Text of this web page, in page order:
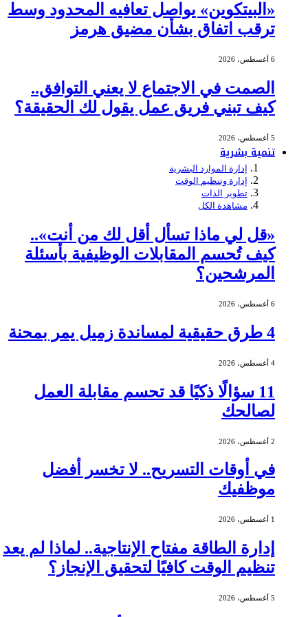
«البيتكوين» يواصل تعافيه المحدود وسط
ترقب اتفاق بشأن مضيق هرمز
6 أغسطس، 2026
الصمت في الاجتماع لا يعني التوافق..
كيف تبني فريق عمل يقول لك الحقيقة؟
5 أغسطس، 2026
تنمية بشرية
إدارة الموارد البشرية
إدارة وتنظيم الوقت
تطوير الذات
مشاهدة الكل
«قل لي ماذا تسأل أقل لك من أنت»..
كيف تُحسم المقابلات الوظيفية بأسئلة
المرشحين؟
6 أغسطس، 2026
4 طرق حقيقية لمساندة زميل يمر بمحنة
4 أغسطس، 2026
11 سؤالًا ذكيًا قد تحسم مقابلة العمل
لصالحك
2 أغسطس، 2026
في أوقات التسريح.. لا تخسر أفضل
موظفيك
1 أغسطس، 2026
إدارة الطاقة مفتاح الإنتاجية.. لماذا لم يعد
تنظيم الوقت كافيًا لتحقيق الإنجاز؟
5 أغسطس، 2026